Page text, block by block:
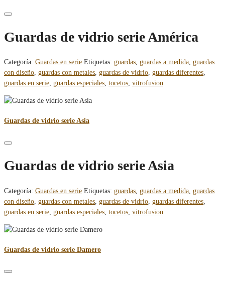
Guardas de vidrio serie América
Categoría: Guardas en serie Etiquetas: guardas, guardas a medida, guardas
con diseño, guardas con metales, guardas de vidrio, guardas diferentes,
guardas en serie, guardas especiales, tocetos, vitrofusion
Guardas de vidrio serie Asia
Guardas de vidrio serie Asia
Categoría: Guardas en serie Etiquetas: guardas, guardas a medida, guardas
con diseño, guardas con metales, guardas de vidrio, guardas diferentes,
guardas en serie, guardas especiales, tocetos, vitrofusion
Guardas de vidrio serie Damero